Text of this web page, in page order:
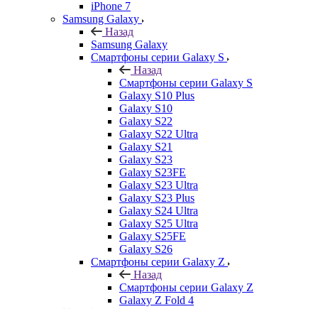
iPhone 7
Samsung Galaxy
Назад
Samsung Galaxy
Смартфоны серии Galaxy S
Назад
Смартфоны серии Galaxy S
Galaxy S10 Plus
Galaxy S10
Galaxy S22
Galaxy S22 Ultra
Galaxy S21
Galaxy S23
Galaxy S23FE
Galaxy S23 Ultra
Galaxy S23 Plus
Galaxy S24 Ultra
Galaxy S25 Ultra
Galaxy S25FE
Galaxy S26
Смартфоны серии Galaxy Z
Назад
Смартфоны серии Galaxy Z
Galaxy Z Fold 4